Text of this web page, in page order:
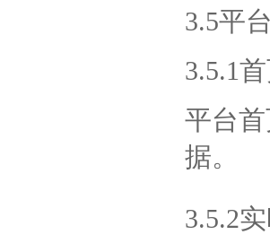
3.5平
3.5.1
平台
据。
3.5.2